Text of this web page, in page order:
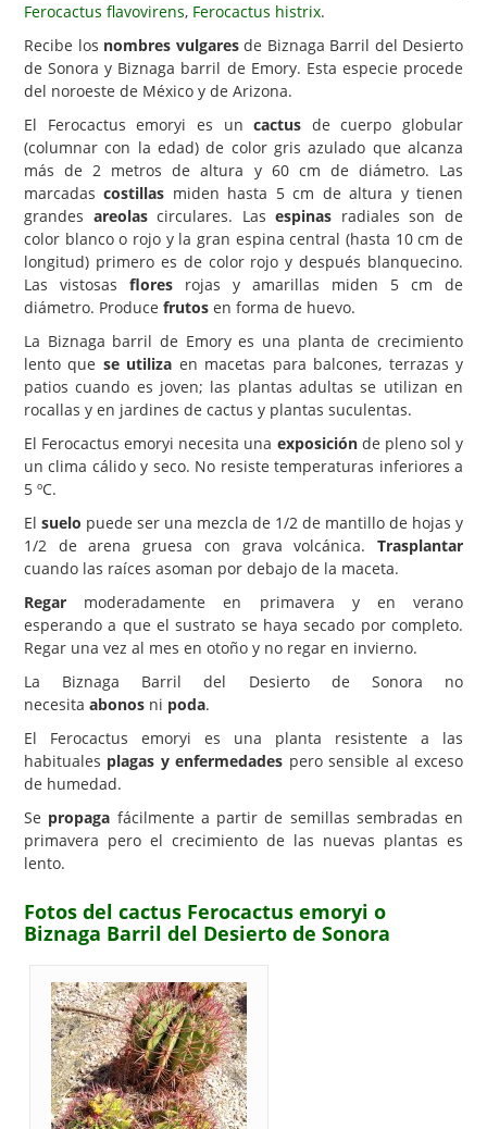
Arbustos y Trepadoras
Cactus y Suculentas
Ferocactus flavovirens, Ferocactus histrix.
Recibe los nombres vulgaresde Biznaga Barril del Desierto
de Sonora y Biznaga barril de Emory. Esta especie procede
del noroeste de México y de Arizona.
El Ferocactus emoryi es uncactus de cuerpo globular
(columnar con la edad) de color gris azulado que alcanza
más de 2 metros de altura y 60 cm de diámetro. Las
marcadascostillas miden hasta 5 cm de altura y tienen
grandes areolascirculares. Lasespinas radiales son de
color blanco o rojo y la gran espina central (hasta 10 cm de
longitud) primero es de color rojo y después blanquecino.
Las vistosas flores rojas y amarillas miden 5 cm de
diámetro. Produce frutos en forma de huevo.
La Biznaga barril de Emory es una planta de crecimiento
lento que se utiliza en macetas para balcones, terrazas y
patios cuando es joven; las plantas adultas se utilizan en
rocallas y en jardines de cactus y plantas suculentas.
El Ferocactus emoryi necesita una exposiciónde pleno sol y
un clima cálido y seco. No resiste temperaturas inferiores a
5 ºC.
El suelo puede ser una mezcla de 1/2 de mantillo de hojas y
1/2 de arena gruesa con grava volcánica. Trasplantar
cuando las raíces asoman por debajo de la maceta.
Regar moderadamente en primavera y en verano
esperando a que el sustrato se haya secado por completo.
Regar una vez al mes en otoño y no regar en invierno.
La Biznaga Barril del Desierto de Sonora no
necesita abonos ni poda.
El Ferocactus emoryi es una planta resistente a las
habituales plagas y enfermedades pero sensible al exceso
de humedad.
Se propaga fácilmente a partir de semillas sembradas en
primavera pero el crecimiento de las nuevas plantas es
lento.
Fotos del cactus Ferocactus emoryi o
Biznaga Barril del Desierto de Sonora